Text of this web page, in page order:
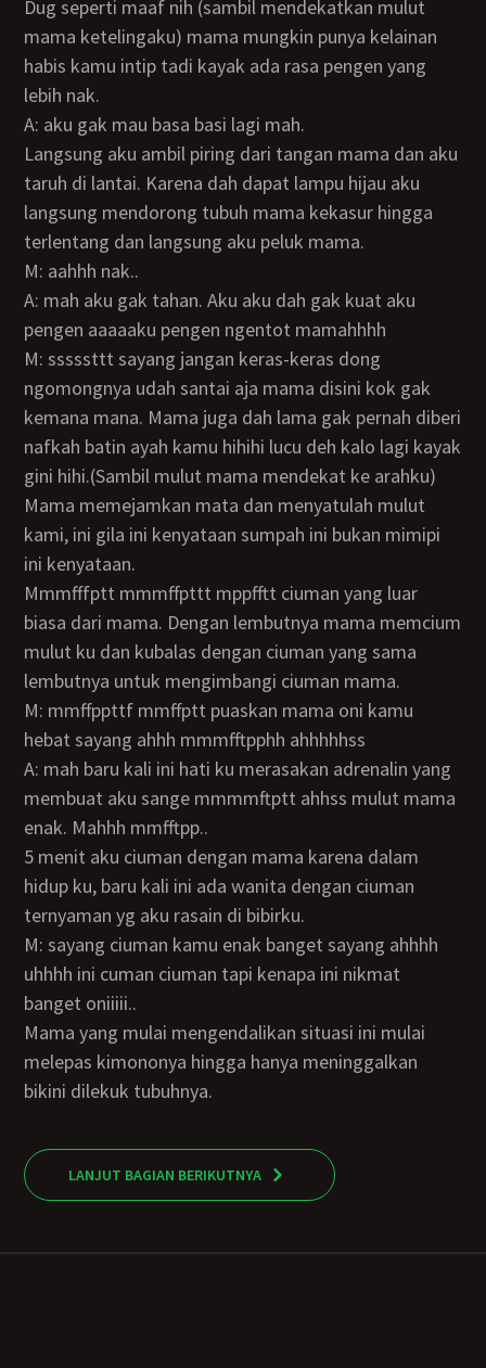
Dug seperti maaf nih (sambil mendekatkan mulut
mama ketelingaku) mama mungkin punya kelainan
habis kamu intip tadi kayak ada rasa pengen yang
lebih nak.
A: aku gak mau basa basi lagi mah.
Langsung aku ambil piring dari tangan mama dan aku
taruh di lantai. Karena dah dapat lampu hijau aku
langsung mendorong tubuh mama kekasur hingga
terlentang dan langsung aku peluk mama.
M: aahhh nak..
A: mah aku gak tahan. Aku aku dah gak kuat aku
pengen aaaaaku pengen ngentot mamahhhh
M: sssssttt sayang jangan keras-keras dong
ngomongnya udah santai aja mama disini kok gak
kemana mana. Mama juga dah lama gak pernah diberi
nafkah batin ayah kamu hihihi lucu deh kalo lagi kayak
gini hihi.(Sambil mulut mama mendekat ke arahku)
Mama memejamkan mata dan menyatulah mulut
kami, ini gila ini kenyataan sumpah ini bukan mimipi
ini kenyataan.
Mmmfffptt mmmffpttt mppfftt ciuman yang luar
biasa dari mama. Dengan lembutnya mama memcium
mulut ku dan kubalas dengan ciuman yang sama
lembutnya untuk mengimbangi ciuman mama.
M: mmffppttf mmffptt puaskan mama oni kamu
hebat sayang ahhh mmmfftpphh ahhhhhss
A: mah baru kali ini hati ku merasakan adrenalin yang
membuat aku sange mmmmftptt ahhss mulut mama
enak. Mahhh mmfftpp..
5 menit aku ciuman dengan mama karena dalam
hidup ku, baru kali ini ada wanita dengan ciuman
ternyaman yg aku rasain di bibirku.
M: sayang ciuman kamu enak banget sayang ahhhh
uhhhh ini cuman ciuman tapi kenapa ini nikmat
banget oniiiii..
Mama yang mulai mengendalikan situasi ini mulai
melepas kimononya hingga hanya meninggalkan
bikini dilekuk tubuhnya.
LANJUT BAGIAN BERIKUTNYA